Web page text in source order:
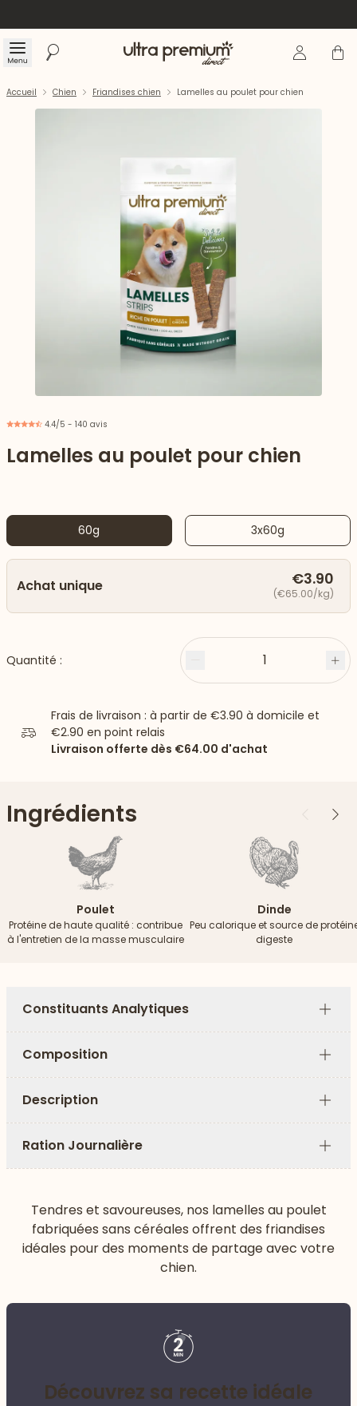
Menu Rechercher Accueil Se Panier
vers le bas
Accueil Chien Friandises chien Lamelles au poulet pour chien
4.4/5 - 140 avis
Lamelles au poulet pour chien
60g 3x60g
Achat unique €3.90
(€65.00/kg)
Quantité : Moins 1
Frais de livraison : à partir de €3.90 à domicile et
€2.90 en point relais
Livraison offerte dès €64.00 d'achat
Ingrédients Précédent
Poulet
Protéine de haute qualité : contribue
à l'entretien de la masse musculaire
Dinde
Peu calorique et source de
digeste
Constituants Analytiques
Plus
Composition
Plus
Description
Plus
Ration Journalière
Plus
Tendres et savoureuses, nos lamelles au poulet
fabriquées sans céréales offrent des friandises
idéales pour des moments de partage avec votre
chien.
Découvrez sa recette idéale